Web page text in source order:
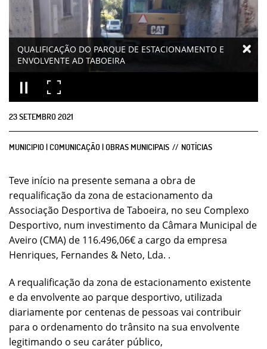
QUALIFICAÇÃO DO PARQUE DE ESTACIONAMENTO E
ENVOLVENTE AD TABOEIRA
23SETEMBRO2021
MUNICIPIO | COMUNICAÇÃO | OBRAS MUNICIPAIS NOTÍCIAS
Teve início na presente semana a obra de
requalificação da zona de estacionamento da
Associação Desportiva de Taboeira, no seu Complexo
Desportivo, num investimento da Câmara Municipal de
Aveiro (CMA) de 116.496,06€ a cargo da empresa
Henriques, Fernandes & Neto, Lda. .
A requalificação da zona de estacionamento existente
e da envolvente ao parque desportivo, utilizada
diariamente por centenas de pessoas vai contribuir
para o ordenamento do trânsito na sua envolvente
legitimando o seu caráter público,